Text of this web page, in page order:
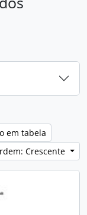
em tabela
Crescente